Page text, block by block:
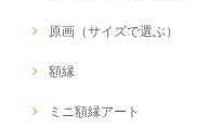
原画（サイズで選ぶ）
額縁
ミニ額縁アート